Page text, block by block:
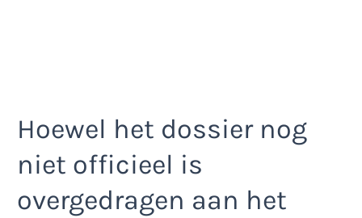
Hoewel het dossier nog
niet officieel is
overgedragen aan het